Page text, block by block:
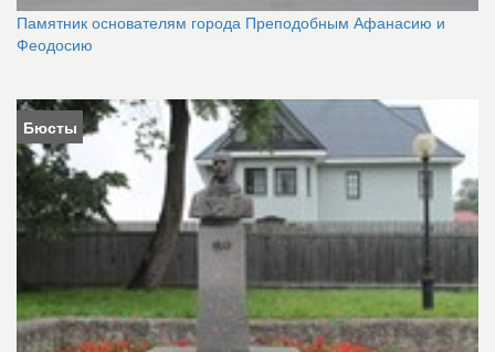
Памятник основателям города Преподобным Афанасию и
Феодосию
Бюсты